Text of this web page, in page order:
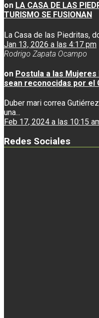
on LA CASA DE LAS
TURISMO SE FUSIONAN
La Casa de las Piedritas,
Jan 13, 2026 a las 4:17 pm
Rodrigo Zapata Ocampo
on Postula a las
sean reconocidas por el
Duber mari correa
una...
Feb 17, 2024 a las 10:15
Redes Sociales